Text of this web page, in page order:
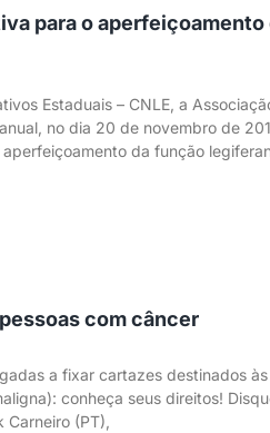
para o aperfeiçoamento
Estaduais – CNLE, a
no dia 20 de novembro de
da função
com câncer
a fixar cartazes destinados
conheça seus direitos!
(PT),